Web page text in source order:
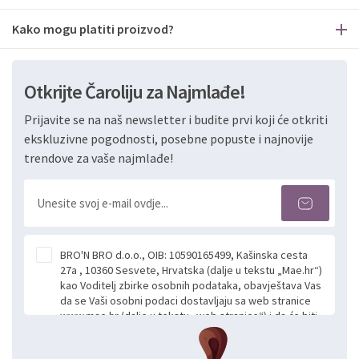
Kako mogu platiti proizvod?
Otkrijte Čaroliju za Najmlađe!
Prijavite se na naš newsletter i budite prvi koji će otkriti
ekskluzivne pogodnosti, posebne popuste i najnovije
trendove za vaše najmlađe!
BRO'N BRO d.o.o., OIB: 10590165499, Kašinska cesta
27a , 10360 Sesvete, Hrvatska (dalje u tekstu „Mae.hr“)
kao Voditelj zbirke osobnih podataka, obavještava Vas
da se Vaši osobni podaci dostavljaju sa web stranice
www.mae.hr (dalje u tekstu „web stranice“) i da će biti
obrađeni. Prihvaćanjem ove Izjave smatra se da
slobodno i izričito dajete privolu za prikupljanje i daljnju